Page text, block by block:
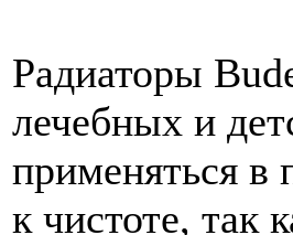
Радиаторы
лечебных и
применяться
к чистоте, так